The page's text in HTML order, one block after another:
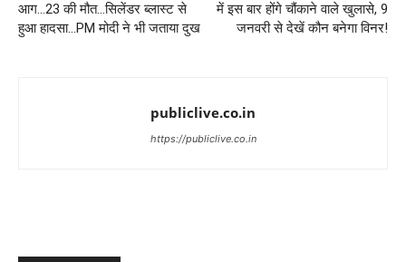
आग…23 की मौत…सिलेंडर ब्लास्ट से
हुआ हादसा…PM मोदी ने भी जताया दुख
में इस बार होंगे चौंकाने वाले खुलासे, 9
जनवरी से देखें कौन बनेगा विनर!
publiclive.co.in
https://publiclive.co.in